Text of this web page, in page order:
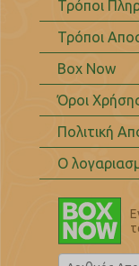
Τρόποι
Τρόποι
Box Now
Όροι
Πολιτική
Ο